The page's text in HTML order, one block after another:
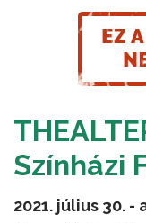
Színházi
2021. július 30. -